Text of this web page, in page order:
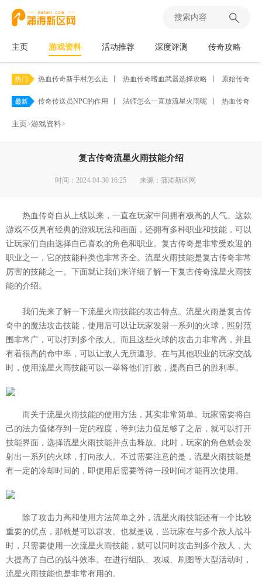
主页 游戏资料 活动推荐 深度评测 传奇攻略
热血传奇新手村怎么走 热血传奇嗜血武器选择攻略 原始传奇5
传奇传送员NPC的作用 法师怎么一直放流星火雨呢 热血传奇赤
主页>游戏资料>
复古传奇流星火雨技能介绍
时间：2024-04-30 16:25 来源：蒲涛新区网
热血传奇自从上线以来，一直在玩家中间拥有极高的人气。这款
游戏不仅具有经典的游戏玩法和画面，还拥有多种职业和技能，可以
让玩家们自由选择自己喜欢的角色和职业。复古传奇是非常受欢迎的
职业之一，它的技能种类也非常齐全。流星火雨技能是复古传奇非常
厉害的技能之一。下面就让我们来详细了解一下复古传奇流星火雨技
能的介绍。
我们先来了解一下流星火雨技能的攻击特点。流星火雨是复古传
奇中的魔法攻击技能，使用后可以让玩家发射一系列的火球，照射范
围非常广，可以打到多个敌人。而且这些火球的攻击力非常高，并且
有着很高的命中率，可以让敌人无所遁形。在与其他职业的玩家交战
时，使用流星火雨技能可以一举将他们打败，提高自己的胜利率。
而关于流星火雨技能的使用方法，其实非常简单。玩家需要将自
己的法力值储存到一定的程度，等到法力值足够了之后，就可以打开
技能界面，选择流星火雨技能并点击释放。此时，玩家的角色就会发
射出一系列的火球，打向敌人。不过需要注意的是，流星火雨技能是
有一定的冷却时间的，即使用后需要等待一段时间才能再次使用。
除了攻击力高和使用方法简单之外，流星火雨技能还有一个比较
重要的优点，那就是可以群攻。也就是说，当玩家在与多个敌人战斗
时，只需要使用一次流星火雨技能，就可以同时攻击到多个敌人，大
大提高了自己的战斗效率。在进行组队、攻城、刷图等大型活动时，
流星火雨技能也是非常有用的。